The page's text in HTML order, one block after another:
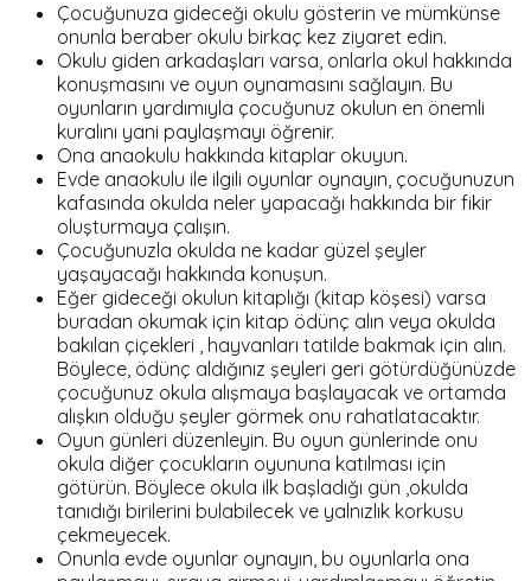
Çocuğunuza gideceği okulu gösterin ve mümkünse
onunla beraber okulu birkaç kez ziyaret edin.
Okulu giden arkadaşları varsa, onlarla okul hakkında
konuşmasını ve oyun oynamasını sağlayın. Bu
oyunların yardımıyla çocuğunuz okulun en önemli
kuralını yani paylaşmayı öğrenir.
Ona anaokulu hakkında kitaplar okuyun.
Evde anaokulu ile ilgili oyunlar oynayın, çocuğunuzun
kafasında okulda neler yapacağı hakkında bir fikir
oluşturmaya çalışın.
Çocuğunuzla okulda ne kadar güzel şeyler
yaşayacağı hakkında konuşun.
Eğer gideceği okulun kitaplığı (kitap köşesi) varsa
buradan okumak için kitap ödünç alın veya okulda
bakılan çiçekleri , hayvanları tatilde bakmak için alın.
Böylece, ödünç aldığınız şeyleri geri götürdüğünüzde
çocuğunuz okula alışmaya başlayacak ve ortamda
alışkın olduğu şeyler görmek onu rahatlatacaktır.
Oyun günleri düzenleyin. Bu oyun günlerinde onu
okula diğer çocukların oyununa katılması için
götürün. Böylece okula ilk başladığı gün ,okulda
tanıdığı birilerini bulabilecek ve yalnızlık korkusu
çekmeyecek.
Onunla evde oyunlar oynayın, bu oyunlarla ona